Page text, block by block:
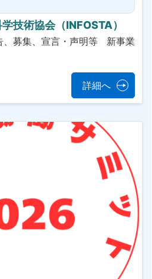
技術協会（INFOSTA）
、募集、宣言・声明等 新事業
詳細へ